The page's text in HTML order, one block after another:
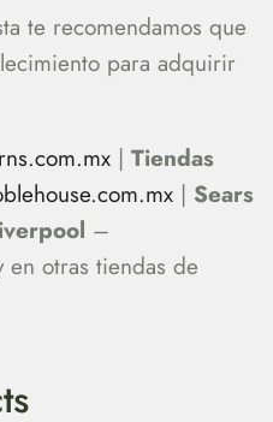
te recomendamos que
para adquirir
| Tiendas
| Sears
–
en otras tiendas de